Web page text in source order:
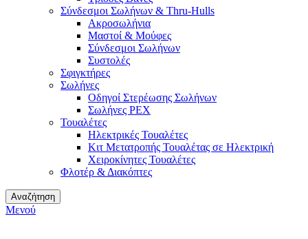
Σύνδεσμοι Σωλήνων & Thru-Hulls
Ακροσωλήνια
Μαστοί & Μούφες
Σύνδεσμοι Σωλήνων
Συστολές
Σφιγκτήρες
Σωλήνες
Οδηγοί Στερέωσης Σωλήνων
Σωλήνες PEX
Τουαλέτες
Ηλεκτρικές Τουαλέτες
Κιτ Μετατροπής Τουαλέτας σε Ηλεκτρική
Χειροκίνητες Τουαλέτες
Φλοτέρ & Διακόπτες
Αναζήτηση
Μενού